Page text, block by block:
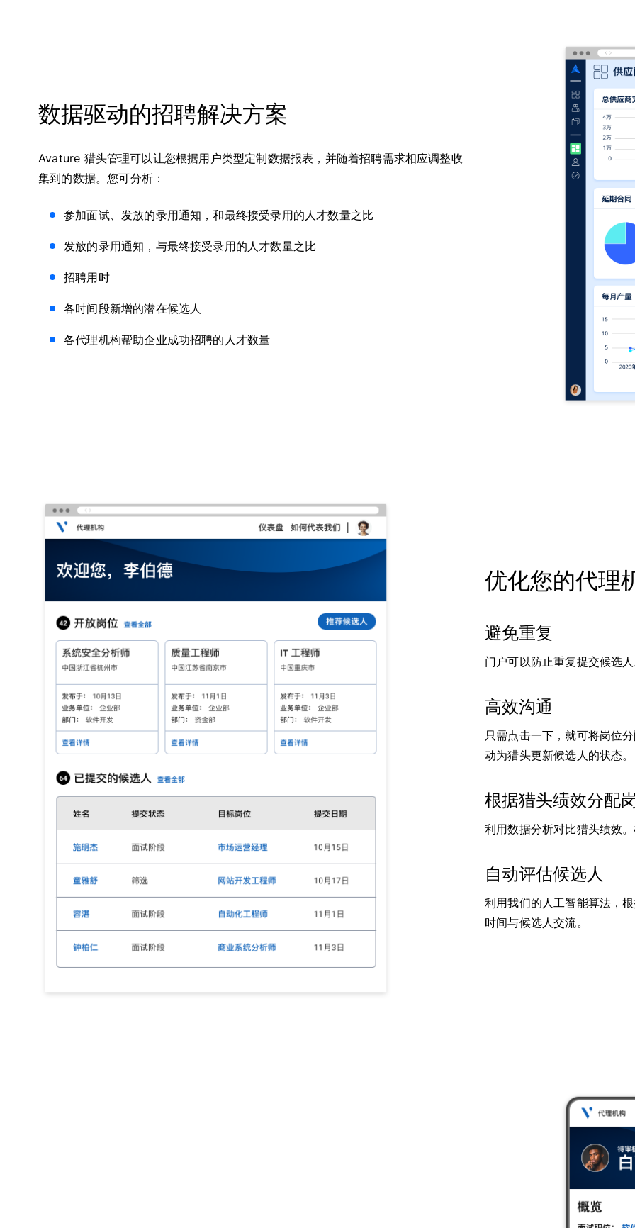
数据驱动的招聘解决方案
Avature 猎头管理可以让您根据用户类型定制数据报表，并随着招聘需求相应调整收
集到的数据。您可分析：
参加面试、发放的录用通知，和最终接受录用的人才数量之比
发放的录用通知，与最终接受录用的人才数量之比
招聘用时
各时间段新增的潜在候选人
各代理机构帮助企业成功招聘的人才数量
优化您的代理
避免重复
门户可以防止重复提交候选
高效沟通
只需点击一下，就可将岗位
动为猎头更新候选人的状态。
根据猎头绩效分配
利用数据分析对比猎头绩效
自动评估候选人
利用我们的人工智能算法，
时间与候选人交流。